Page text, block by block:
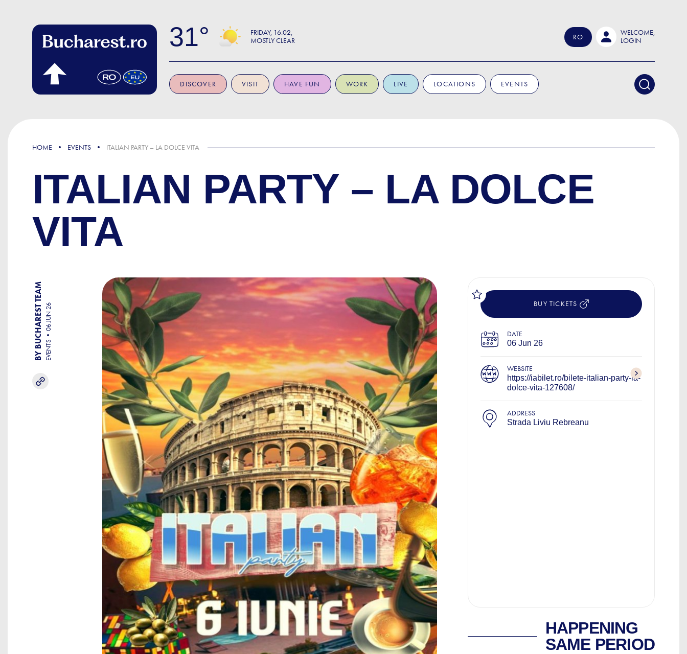
31 FRIDAY 16:02
MOSTLY CLEAR
RO
WELCOME,
LOGIN
DISCOVER VISIT HAVE FUN WORK LIVE LOCATIONS EVENTS
HOME EVENTS ITALIAN PARTY – LA DOLCE VITA
ITALIAN PARTY – LA DOLCE
VITA
BY BUCHAREST TEAM EVENTS
06 JUN 26 BUY TICKETS
DATE
06 Jun 26
WEBSITE
https://iabilet.ro/bilete-italian-party-la-
dolce-vita-127608/
ADDRESS
Strada Liviu Rebreanu
HAPPENING
SAME PERIOD